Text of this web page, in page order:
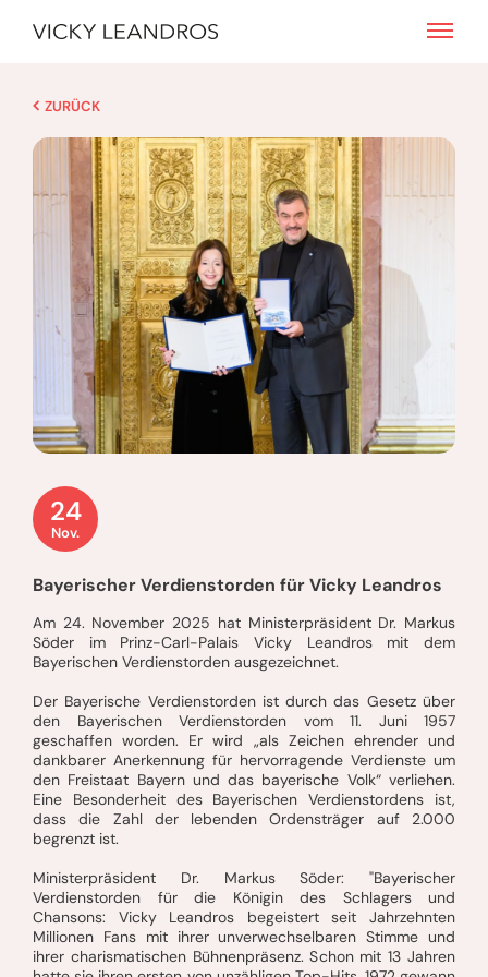
ZURÜCK
24
Nov.
Bayerischer Verdienstorden für Vicky Leandros
Am 24. November 2025 hat Ministerpräsident Dr. Markus
Söder im Prinz-Carl-Palais Vicky Leandros mit dem
Bayerischen Verdienstorden ausgezeichnet.
Der Bayerische Verdienstorden ist durch das Gesetz über
den Bayerischen Verdienstorden vom 11. Juni 1957
geschaffen worden. Er wird „als Zeichen ehrender und
dankbarer Anerkennung für hervorragende Verdienste um
den Freistaat Bayern und das bayerische Volk“ verliehen.
Eine Besonderheit des Bayerischen Verdienstordens ist,
dass die Zahl der lebenden Ordensträger auf 2.000
begrenzt ist.
Ministerpräsident Dr. Markus Söder: "Bayerischer
Verdienstorden für die Königin des Schlagers und
Chansons: Vicky Leandros begeistert seit Jahrzehnten
Millionen Fans mit ihrer unverwechselbaren Stimme und
ihrer charismatischen Bühnenpräsenz. Schon mit 13 Jahren